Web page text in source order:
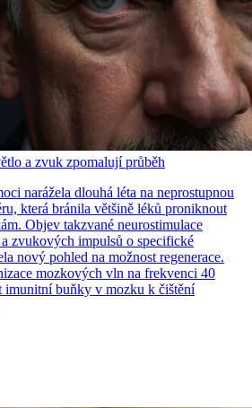
a zvuk zpomalují průběh
narážela dlouhá léta na neprostupnou
která bránila většině léků proniknout
Objev takzvané neurostimulace
zvukových impulsů o specifické
nový pohled na možnost regenerace.
mozkových vln na frekvenci 40
imunitní buňky v mozku k čištění